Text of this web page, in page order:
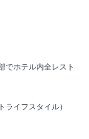
でホテル内全レスト
ライフスタイル）